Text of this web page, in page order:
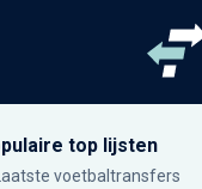
top lijsten
Laatste voetbaltransfers